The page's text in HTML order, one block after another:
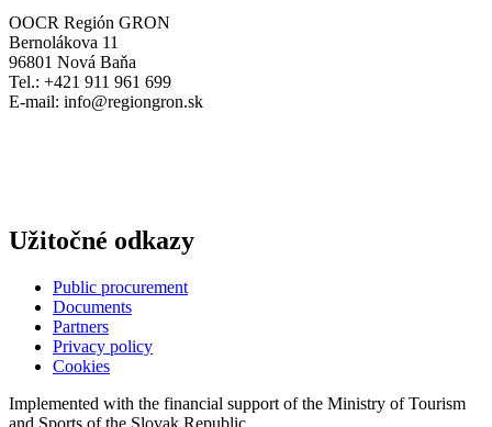
OOCR Región GRON
Bernolákova 11
96801 Nová Baňa
Tel.: +421 911 961 699
E-mail: info@regiongron.sk
Užitočné odkazy
Public procurement
Documents
Partners
Privacy policy
Cookies
Implemented with the financial support of the Ministry of Tourism
and Sports of the Slovak Republic